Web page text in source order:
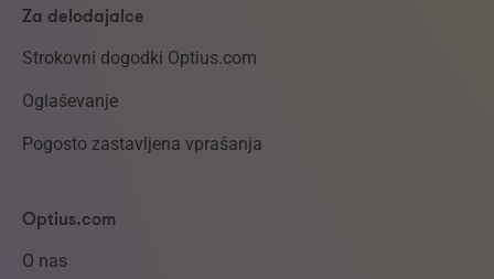
Za delodajalce
Strokovni dogodki Optius.com
Oglaševanje
Pogosto zastavljena vprašanja
Optius.com
O nas